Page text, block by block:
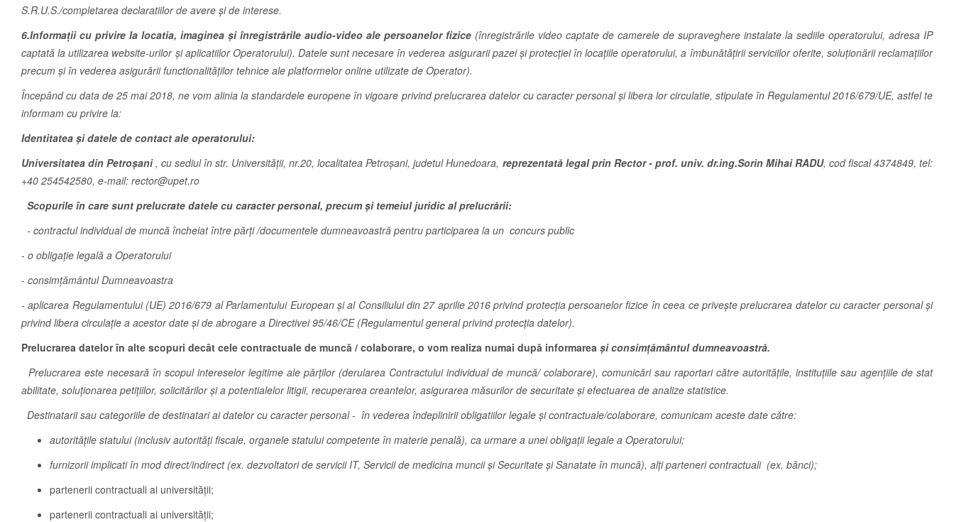
S.R.U.S./completarea declaratiilor de avere şi de interese.
6.Informații cu privire la locatia, imaginea și înregistrările audio-video ale persoanelor fizice (înregistrările video captate de camerele de supraveghere instalate la sediile operatorului, adresa IP
captată la utilizarea website-urilor și aplicatiilor Operatorului). Datele sunt necesare în vederea asigurarii pazei și protecției în locațiile operatorului, a îmbunătățirii serviciilor oferite, soluționării reclamațiilor
precum și în vederea asigurării functionalităților tehnice ale platformelor online utilizate de Operator).
Începând cu data de 25 mai 2018, ne vom alinia la standardele europene în vigoare privind prelucrarea datelor cu caracter personal și libera lor circulatie, stipulate în Regulamentul 2016/679/UE, astfel te
informam cu privire la:
Identitatea și datele de contact ale operatorului:
Universitatea din Petroşani, cu sediul în str. Universităţii, nr.20, localitatea Petroşani, judetul Hunedoara, reprezentată legal prin Rector - prof. univ. dr.ing.Sorin Mihai RADU, cod fiscal 4374849, tel:
+40 254542580, e-mail: rector@upet.ro
Scopurile în care sunt prelucrate datele cu caracter personal, precum și temeiul juridic al prelucrării:
- contractul individual de muncă încheiat între părți /documentele dumneavoastră pentru participarea la un concurs public
- o obligație legală a Operatorului
- consimțământul Dumneavoastra
-aplicarea Regulamentului (UE) 2016/679 al Parlamentului European și al Consiliului din 27 aprilie 2016 privind protecția persoanelor fizice în ceea ce privește prelucrarea datelor cu caracter personal și
privind libera circulație a acestor date și de abrogare a Directivei 95/46/CE (Regulamentul general privind protecția datelor).
Prelucrarea datelor în alte scopuri decât cele contractuale de muncă / colaborare, o vom realiza numai după informarea și consimțământul dumneavoastră.
Prelucrarea este necesară în scopul intereselor legitime ale părților (derularea Contractului individual de muncă/ colaborare), comunicări sau raportari către autoritățile, instituțiile sau agențiile de stat
abilitate, soluționarea petițiilor, solicitărilor și a potentialelor litigii, recuperarea creantelor, asigurarea măsurilor de securitate și efectuarea de analize statistice.
Destinatarii sau categoriile de destinatari ai datelor cu caracter personal - în vederea îndeplinirii obligatiilor legale și contractuale/colaborare, comunicam aceste date către:
autoritățile statului (inclusiv autorități fiscale, organele statului competente în materie penală), ca urmare a unei obligații legale a Operatorului;
furnizorii implicati în mod direct/indirect (ex. dezvoltatori de servicii IT, Servicii de medicina muncii și Securitate și Sanatate în muncă), alți parteneri contractuali (ex. bănci);
partenerii contractuali ai universităţii;
partenerii contractuali ai universităţii;